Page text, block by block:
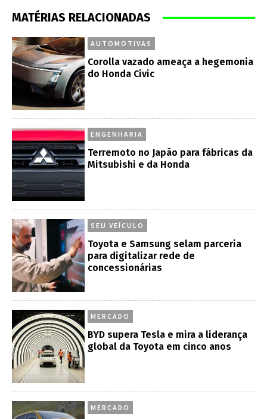
MATÉRIAS RELACIONADAS
AUTOMOTIVAS
Corolla vazado ameaça a hegemonia
do Honda Civic
ENGENHARIA
Terremoto no Japão para fábricas da
Mitsubishi e da Honda
SEU VEÍCULO
Toyota e Samsung selam parceria
para digitalizar rede de
concessionárias
MERCADO
BYD supera Tesla e mira a liderança
global da Toyota em cinco anos
MERCADO